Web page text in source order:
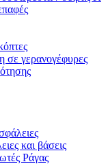
σε γερανογέφυρες
και βάσεις
Ράγας